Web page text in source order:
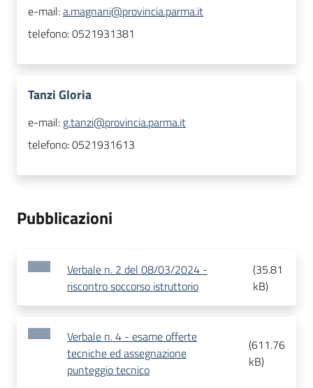
e-mail:a.magnani@provincia.parma.it
telefono:0521931381
Tanzi Gloria
e-mail: g.tanzi@provincia.parma.it
telefono:0521931613
Pubblicazioni
Verbale n. 2 del 08/03/2024 -
riscontro soccorso istruttorio
(35.81
kB)
Verbale n. 4 - esame offerte
tecniche ed assegnazione
punteggio tecnico
(611.76
kB)